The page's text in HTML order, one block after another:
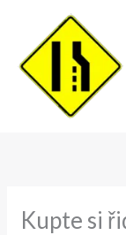
content
Kupte si